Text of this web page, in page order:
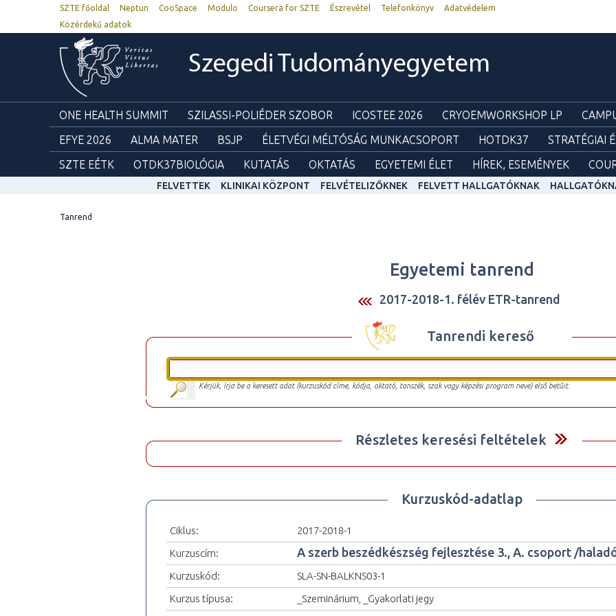
SZTE főoldal Neptun CooSpace Modulo Coursera for SZTE Észrevétel Telefonkönyv
Adatvédelem
Közérdekű adatok
Szegedi Tudományegyetem
ONE HEALTH SUMMIT SZILASSI-POLIÉDER SZOBOR ICOSTEE 2026 CRYOEMWORKSHOP LP
EFYE 2026
ALMA MATER BSJP ÉLETVÉGI MÉLTÓSÁG MUNKACSOPORT HOTDK37
STRATÉGIAI
SZTE EÉTK
OTDK37BIOLÓGIA KUTATÁS OKTATÁS EGYETEMI ÉLET HÍREK, ESEMÉNYEK
FELVETTEK KLINIKAI KÖZPONT FELVÉTELIZŐKNEK FELVETT HALLGATÓKNAK
Tanrend
Egyetemi tanrend
2017-2018-1. félév ETR-tanrend
Tanrendi kereső
Kérjük, írja be a keresett adat (kurzuskód címe, kódja, oktató, tanszék, szak vagy képzési program neve) első betűit.
Részletes keresési feltételek
Kurzuskód-adatlap
Ciklus:
2017-2018-1
Kurzuscím:
A szerb beszédkészség fejlesztése 3., A. csoport /
Kurzuskód:
SLA-SN-BALKNS03-1
Kurzus típusa:
_Szeminárium, _Gyakorlati jegy